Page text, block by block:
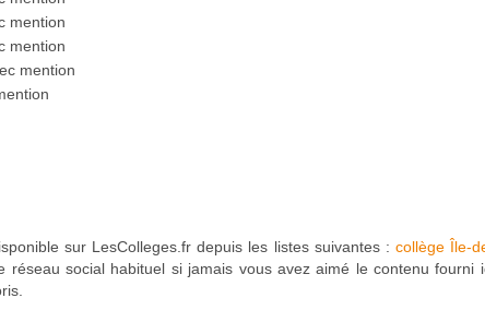
mention
mention
mention
sur LesColleges.fr depuis les listes suivantes :collège Île-
réseau social habituel si jamais vous avez aimé le contenu fourni